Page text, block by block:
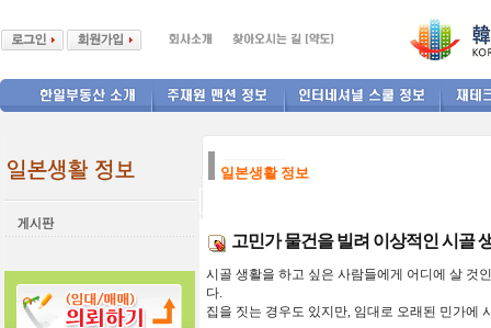
일본생활 정보
고민가 물건을 빌려 이상적인 시골
시골 생활을 하고 싶은 사람들에게 어디에 살 것
다.
집을 짓는 경우도 있지만, 임대로 오래된 민가에